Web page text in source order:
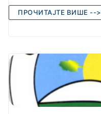
ПРОЧИТАЈТЕ ВИШЕ -->